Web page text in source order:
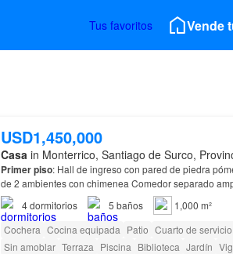
Tus favoritos Vende
USD1,450,000
Casain Monterrico, Santiago de Surco,
Primerpiso: Hall de ingreso con pared de piedra
de 2 ambientes con chimenea Comedor separado
4dormitorios 5 baños
1,000 m²
Cochera Cocina equipada Patio Cuarto de servicio
Sin amoblar Terraza Piscina Biblioteca Jardín